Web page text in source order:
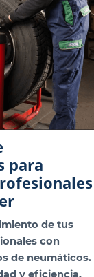
para
de tus
con
de neumáticos.
y eficiencia.